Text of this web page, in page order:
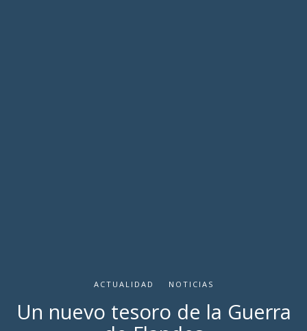
ACTUALIDAD NOTICIAS
Un nuevo tesoro de la Guerra